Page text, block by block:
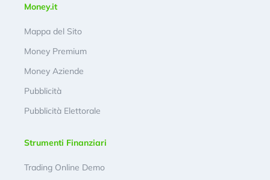
Money.it
Mappa del Sito
Money Premium
Money Aziende
Pubblicità
Pubblicità Elettorale
Strumenti Finanziari
Trading Online Demo